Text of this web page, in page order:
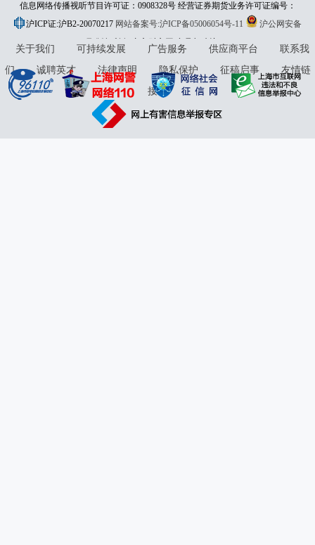
信息网络传播视听节目许可证：0908328号 经营证券期货业务许可证编号：
913101046312860336 违法和不良信息举报:021-61278686 举报邮箱：
jubao@eastmoney.com
沪ICP证:沪B2-20070217 网站备案号:沪ICP备05006054号-11
沪公网安备
31010402000120号版权所有:东方财富网意见与建议:4000300059/952500
关于我们 可持续发展 广告服务 供应商平台
联系我
们
诚聘英才 法律声明 隐私保护 征稿启事
友情链
接